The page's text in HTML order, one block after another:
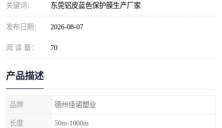
关键词： 东莞铝皮蓝色保护膜生产厂家
发布日期： 2026-08-07
阅 读 量： 70
产品描述
品牌 德州佳诺塑业
长度 50m-1000m